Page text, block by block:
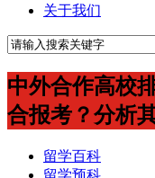
关于我们
中外合作高校
合报考？分析
留学百科
留学预科